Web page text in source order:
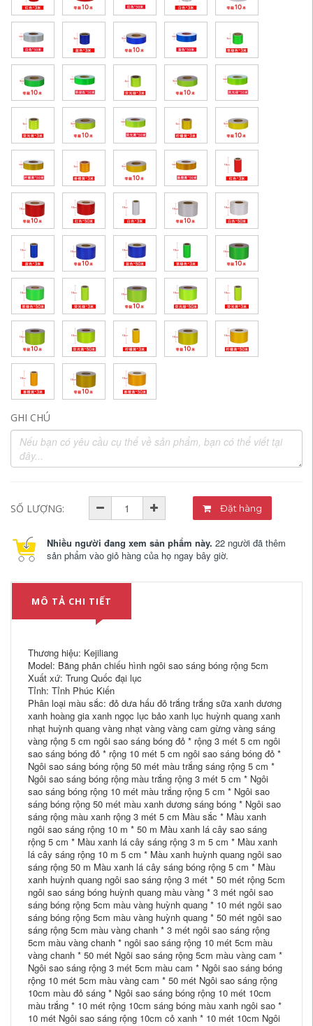
GHI CHÚ
SỐ LƯỢNG: Đặt hàng
Nhiều người đang xem sản phẩm này. 22 người đã thêm
sản phẩm vào giỏ hàng của họ ngay bây giờ.
MÔ TẢ CHI TIẾT
Thương hiệu: Kejiliang
Model: Băng phản chiếu hình ngôi sao sáng bóng rộng 5cm
Xuất xứ: Trung Quốc đại lục
Tỉnh: Tỉnh Phúc Kiến
Phân loại màu sắc: đỏ dưa hấu đỏ trắng trắng sữa xanh dương
xanh hoàng gia xanh ngọc lục bảo xanh lục huỳnh quang xanh
nhạt huỳnh quang vàng nhạt vàng vàng cam gừng vàng sáng
vàng rộng 5 cm ngôi sao sáng bóng đỏ * rộng 3 mét 5 cm ngôi
sao sáng bóng đỏ * rộng 10 mét 5 cm ngôi sao sáng bóng đỏ *
Ngôi sao sáng bóng rộng 50 mét màu trắng sáng rộng 5 cm *
Ngôi sao sáng bóng rộng màu trắng rộng 3 mét 5 cm * Ngôi
sao sáng bóng rộng 10 mét màu trắng rộng 5 cm * Ngôi sao
sáng bóng rộng 50 mét màu xanh dương sáng bóng * Ngôi sao
sáng rộng màu xanh rộng 3 mét 5 cm Màu sắc * Màu xanh
ngôi sao sáng rộng 10 m * 50 m Màu xanh lá cây sao sáng
rộng 5 cm * Màu xanh lá cây sáng rộng 3 m 5 cm * Màu xanh
lá cây sáng rộng 10 m 5 cm * Màu xanh huỳnh quang ngôi sao
sáng rộng 50 m Màu xanh lá cây sáng bóng rộng 5 cm * Màu
xanh huỳnh quang ngôi sao sáng rộng 3 mét * 50 mét rộng 5cm
ngôi sao sáng bóng huỳnh quang màu vàng * 3 mét ngôi sao
sáng bóng rộng 5cm màu vàng huỳnh quang * 10 mét ngôi sao
sáng bóng rộng 5cm màu vàng huỳnh quang * 50 mét ngôi sao
sáng rộng 5cm màu vàng chanh * 3 mét ngôi sao sáng rộng
5cm màu vàng chanh * ngôi sao sáng rộng 10 mét 5cm màu
vàng chanh * 50 mét Ngôi sao sáng rộng 5cm màu vàng cam *
Ngôi sao sáng rộng 3 mét 5cm màu cam * Ngôi sao sáng bóng
rộng 10 mét 5cm màu vàng cam * 50 mét Ngôi sao sáng rộng
10cm màu đỏ sáng * Ngôi sao sáng bóng rộng 10 mét 10cm
màu trắng * 10 mét rộng 10cm sáng bóng màu xanh ngôi sao *
10 mét Ngôi sao sáng rộng 10cm cỏ xanh * 10 mét 10cm Ngôi